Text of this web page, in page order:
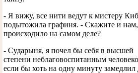
- Я вижу, все нити ведут к мистеру
подытожила графиня. - Скажите и
происходило на самом деле?
- Сударыня, я почел бы себя в высшей
степени неблаговоспитанным
если бы хоть на одну минуту замедлил